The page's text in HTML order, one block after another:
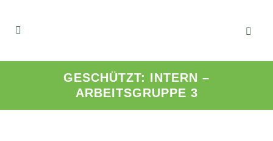
GESCHÜTZT: INTERN –
ARBEITSGRUPPE 3